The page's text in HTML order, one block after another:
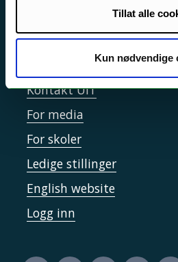
Tillat alle
Kun nødvendige
Informasjonskapsler
Tilgjengelighetserklæring
Kontakt UiT
For media
For skoler
Ledige stillinger
English website
Logg inn